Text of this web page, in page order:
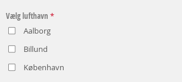
Vælg lufthavn *
Aalborg
Billund
København